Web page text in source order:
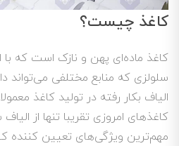
کاغذ چیست؟
کاغذ ماده‌ای پهن و نازک است که با
سلولزی که منابع مختلفی
الیاف بکار رفته در تولید کاغذ
کاغذهای امروزی تقریبا تنها از
مهم‌ترین ویژگی‌های تعیین